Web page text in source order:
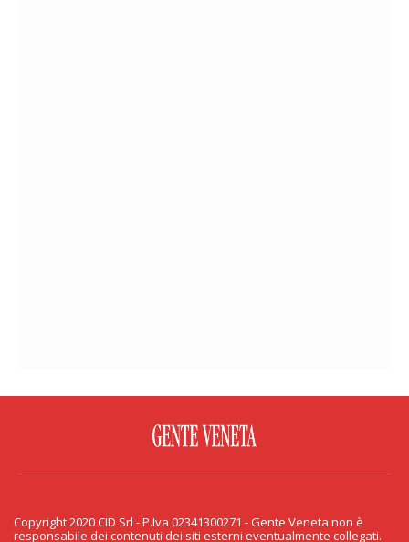
PRIVACY & COOKIE
Copyright 2020 CID Srl - P.Iva 02341300271 - Gente Veneta non è
responsabile dei contenuti dei siti esterni eventualmente collegati.